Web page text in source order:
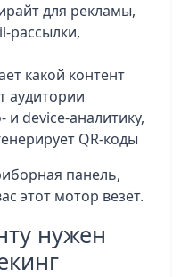
для рекламы,
рассылки,
какой контент
аудитории
и device-аналитику,
QR-коды
панель,
этот мотор везёт.
нужен